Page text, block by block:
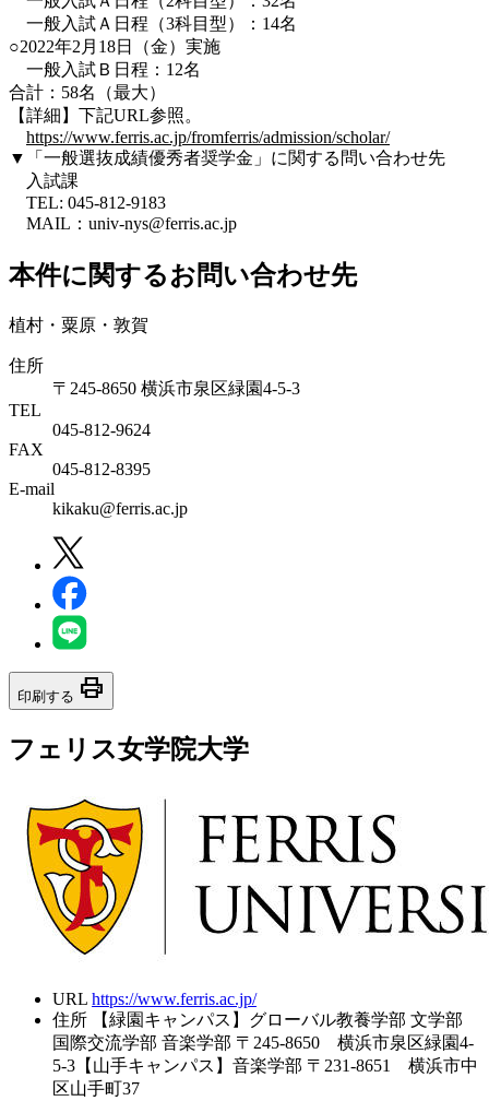
一般入試Ａ日程（3科目型）：14名
○2022年2月18日（金）実施
一般入試Ｂ日程：12名
合計：58名（最大）
【詳細】下記URL参照。
https://www.ferris.ac.jp/fromferris/admission/scholar/
▼「一般選抜成績優秀者奨学金」に関する問い合わせ先
入試課
TEL: 045-812-9183
MAIL：univ-nys@ferris.ac.jp
本件に関するお問い合わせ先
植村・粟原・敦賀
住所
〒245-8650 横浜市泉区緑園4-5-3
TEL
045-812-9624
FAX
045-812-8395
E-mail
kikaku@ferris.ac.jp
印刷する print
フェリス女学院大学
URL https://www.ferris.ac.jp/
住所
【緑園キャンパス】グローバル教養学部 文学部
国際交流学部 音楽学部 〒245-8650 横浜市泉区緑園4-
5-3【山手キャンパス】音楽学部 〒231-8651 横浜市中
区山手町37